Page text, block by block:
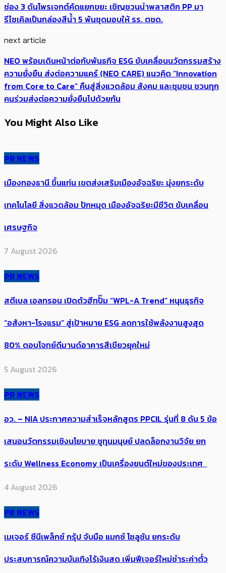
ช่อง 3 ดันโพรเจกต์คัดแยกขยะ เชิญชวนนำพลาสติก PP มา
รีไซเคิลเป็นกล่องสีน้ำ 5 พันชุดมอบให้ รร. ตชด.
next article
NEO พร้อมเดินหน้าต่อกับพันธกิจ ESG ขับเคลื่อนนวัตกรรมสร้าง
ความยั่งยืน ส่งต่อความแคร์ (NEO CARE) แนวคิด “Innovation
from Core to Care” คืนสู่สิ่งแวดล้อม สังคม และชุมชน ชวนทุก
คนร่วมส่งต่อความยั่งยืนไปด้วยกัน
You Might Also Like
PR NEWS
เมืองทองธานี ขึ้นแท่น เขตส่งเสริมเมืองอัจฉริยะ มุ่งยกระดับ
เทคโนโลยี สิ่งแวดล้อม ปักหมุด เมืองอัจฉริยะมีชีวิต ขับเคลื่อน
เศรษฐกิจ
7 August 2026
PR NEWS
สตีเบล เอลทรอน เปิดตัวฮีทปั๊ม “WPL-A Trend” หนุนธุรกิจ
“อสังหา-โรงแรม” สู่เป้าหมาย ESG ลดการใช้พลังงานสูงสุด
80% ตอบโจทย์ดีมานด์อาคารสีเขียวยุคใหม่
5 August 2026
PR NEWS
อว. – NIA ประกาศความสำเร็จหลักสูตร PPCIL รุ่นที่ 8 ดัน 5 ข้อ
เสนอนวัตกรรมเชิงนโยบาย ชูทุนมนุษย์ ปลดล็อกงานวิจัย ยก
ระดับ Wellness Economy เป็นเครื่องยนต์ใหม่ของประเทศ
4 August 2026
PR NEWS
เมเจอร์ ซีนีเพล็กซ์ กรุ้ป จับมือ แมกซ์ โซลูชัน ยกระดับ
ประสบการณ์ความบันเทิงไร้เงินสด เพิ่มฟีเจอร์ใหม่ชำระค่าตั๋ว